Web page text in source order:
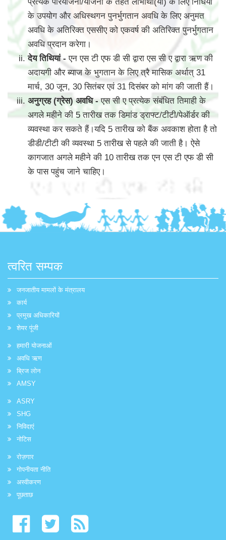
के उपयोग और अधिस्थगन पुनर्भुगतान अवधि के लिए अनुमत
अवधि के अतिरिक्त एससीए को एकवर्ष की अतिरिक्त पुनर्भुगतान
अवधि प्रदान करेगा।
देय तिथियां -एन एस टी एफ डी सी द्वारा एस सी ए द्वारा ऋण की
अदायगी और ब्याज के भुगतान के लिए त्रै मासिक अर्थात् 31
मार्च, 30 जून, 30 सितंबर एवं 31 दिसंबर को मांग की जाती हैं।
अनुग्रह (ग्रेस) अवधि -एस सी ए प्रत्येक संबंधित तिमाही के
अगले महीने की 5 तारीख तक डिमांड ड्राफ्ट/टीटी/पेऑर्डर की
व्यवस्था कर सकते हैं।यदि 5 तारीख को बैंक अवकाश होता है तो
डीडी/टीटी की व्यवस्था 5 तारीख से पहले की जाती है। ऐसे
कागजात अगले महीने की 10 तारीख तक एन एस टी एफ डी सी
के पास पहुंच जाने चाहिए।
त्वरित सम्पक
जनजातीय मामलों के मंत्रालय
कार्य
प्रमुख अधिकारियों
शेयर पूंजी
हमारी योजनाओं
अवधि ऋण
ब्रिज लोन
AMSY
ASRY
SHG
निविदाएं
नोटिस
रोज़गार
गोपनीयता नीति
अस्वीकरण
पूछताछ